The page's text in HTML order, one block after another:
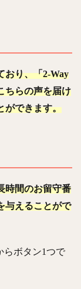
おり、「2-Way
ちらの声を届け
ができます。
時間のお留守番
与えることがで
らボタン1つで